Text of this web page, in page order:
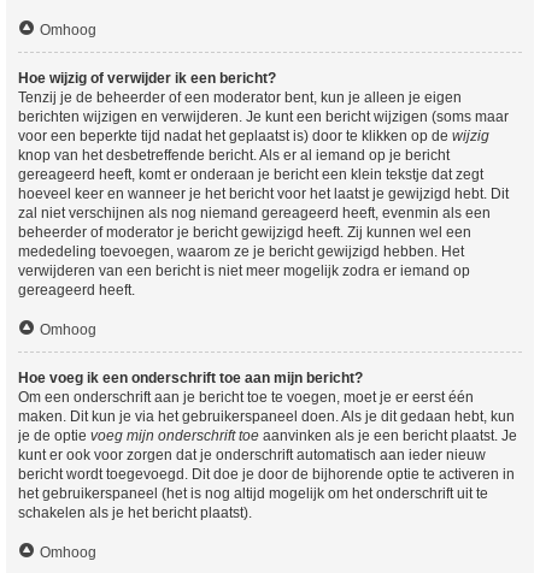
Omhoog
Hoe wijzig of verwijder ik een bericht?
Tenzij je de beheerder of een moderator bent, kun je alleen je eigen
berichten wijzigen en verwijderen. Je kunt een bericht wijzigen (soms maar
voor een beperkte tijd nadat het geplaatst is) door te klikken op de wijzig
knop van het desbetreffende bericht. Als er al iemand op je bericht
gereageerd heeft, komt er onderaan je bericht een klein tekstje dat zegt
hoeveel keer en wanneer je het bericht voor het laatst je gewijzigd hebt. Dit
zal niet verschijnen als nog niemand gereageerd heeft, evenmin als een
beheerder of moderator je bericht gewijzigd heeft. Zij kunnen wel een
mededeling toevoegen, waarom ze je bericht gewijzigd hebben. Het
verwijderen van een bericht is niet meer mogelijk zodra er iemand op
gereageerd heeft.
Omhoog
Hoe voeg ik een onderschrift toe aan mijn bericht?
Om een onderschrift aan je bericht toe te voegen, moet je er eerst één
maken. Dit kun je via het gebruikerspaneel doen. Als je dit gedaan hebt, kun
je de optie voeg mijn onderschrift toe aanvinken als je een bericht plaatst. Je
kunt er ook voor zorgen dat je onderschrift automatisch aan ieder nieuw
bericht wordt toegevoegd. Dit doe je door de bijhorende optie te activeren in
het gebruikerspaneel (het is nog altijd mogelijk om het onderschrift uit te
schakelen als je het bericht plaatst).
Omhoog